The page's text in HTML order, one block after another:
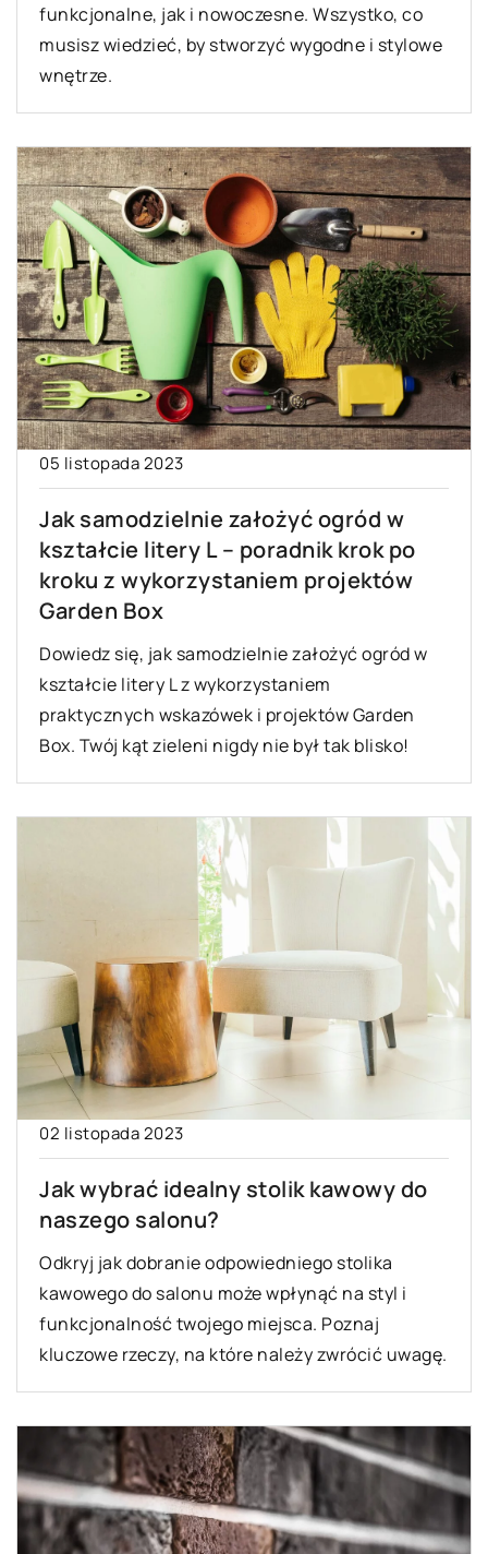
funkcjonalne, jak i nowoczesne. Wszystko, co
musisz wiedzieć, by stworzyć wygodne i stylowe
wnętrze.
05 listopada 2023
Jak samodzielnie założyć ogród w
kształcie litery L – poradnik krok po
kroku z wykorzystaniem projektów
Garden Box
Dowiedz się, jak samodzielnie założyć ogród w
kształcie litery L z wykorzystaniem
praktycznych wskazówek i projektów Garden
Box. Twój kąt zieleni nigdy nie był tak blisko!
02 listopada 2023
Jak wybrać idealny stolik kawowy do
naszego salonu?
Odkryj jak dobranie odpowiedniego stolika
kawowego do salonu może wpłynąć na styl i
funkcjonalność twojego miejsca. Poznaj
kluczowe rzeczy, na które należy zwrócić uwagę.